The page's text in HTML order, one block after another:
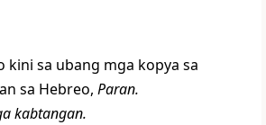
kini sa ubang mga kopya sa
sa Hebreo, Paran.
kabtangan.